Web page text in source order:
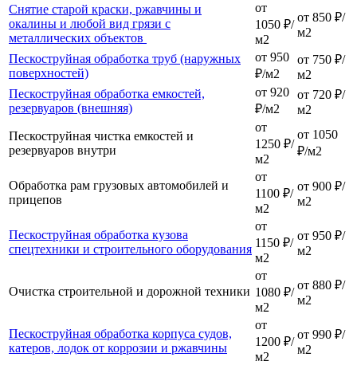
Снятие старой краски, ржавчины и
окалины и любой вид грязи с
металлических объектов
от
1050 ₽/
м2
от 850 ₽/
м2
Пескоструйная обработка труб (наружных
поверхностей)
от 950
₽/м2
от 750 ₽/
м2
Пескоструйная обработка емкостей,
резервуаров (внешняя)
от 920
₽/м2
от 720 ₽/
м2
Пескоструйная чистка емкостей и
резервуаров внутри
от
1250 ₽/
м2
от 1050
₽/м2
Обработка рам грузовых автомобилей и
прицепов
от
1100 ₽/
м2
от 900 ₽/
м2
Пескоструйная обработка кузова
спецтехники и строительного оборудования
от
1150 ₽/
м2
от 950 ₽/
м2
Очистка строительной и дорожной техники
от
1080 ₽/
м2
от 880 ₽/
м2
Пескоструйная обработка корпуса судов,
катеров, лодок от коррозии и ржавчины
от
1200 ₽/
м2
от 990 ₽/
м2